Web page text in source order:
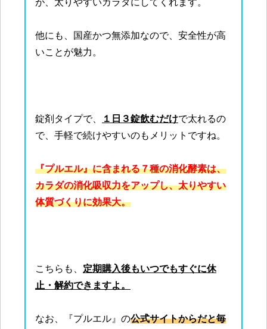
他にも、国産かつ無添加なので、安全性が高
いことが魅力。
錠剤タイプで、 １日３錠飲むだけで太れるの
で、手軽で続けやすいのもメリットですね。
『プルエル』に含まれる７種の消化酵素は、
カラダの消化吸収力をアップし、太りやすい
体質づくりに効果大。
こちらも、 定期購入後もいつでもすぐに休
止・解約できますよ。
なお、『プルエル』の公式サイトからだと毎